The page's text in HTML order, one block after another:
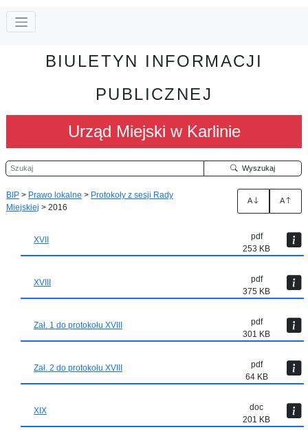
BIULETYN INFORMACJI
PUBLICZNEJ
Urząd Miejski w Karlinie
Szukaj Wyszukaj
BIP > Prawo lokalne > Protokoły z sesji Rady
Miejskiej > 2016
A A
XVII
pdf
253 KB
XVIII
pdf
375 KB
Zał. 1 do protokołu XVIII
pdf
301 KB
Zał. 2 do protokołu XVIII
pdf
64 KB
XIX
doc
201 KB